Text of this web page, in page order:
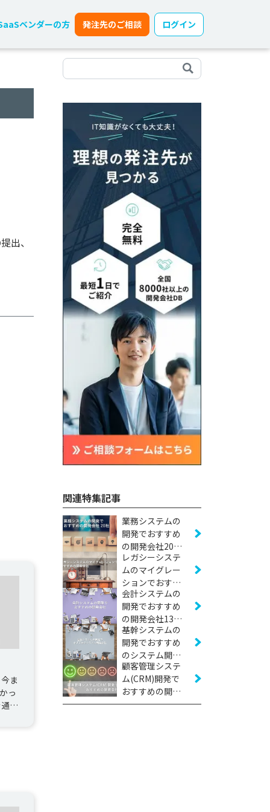
ベンダーの方 発注先のご相談 ログイン
出、
ま
っ
じ
関連特集記事
業務システムの
開発でおすすめ
の開発会社20社
【2026年版】
レガシーシステ
ムのマイグレー
ションでおすす
めの開発会社12
社【2026年版】
会計システムの
開発でおすすめ
の開発会社13社
【2026年版】
基幹システムの
開発でおすすめ
のシステム開発
会社24社【2026
年版】
顧客管理システ
ム(CRM)開発で
おすすめの開発
会社12社【2026